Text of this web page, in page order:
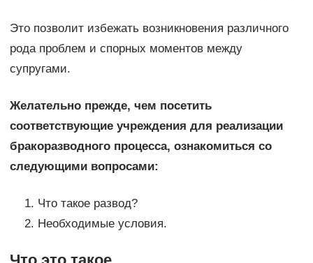
Это позволит избежать возникновения различного
рода проблем и спорных моментов между
супругами.
Желательно прежде, чем посетить
соответствующие учреждения для реализации
бракоразводного процесса, ознакомиться со
следующими вопросами:
Что такое развод?
Необходимые условия.